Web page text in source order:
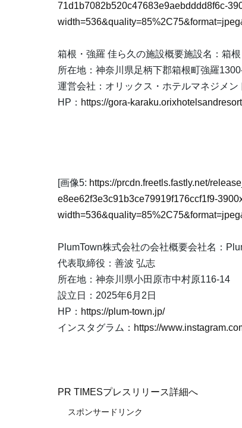
71d1b7082b520c47683e9aebdddd8f6c-
箱根・強羅 佳ら久の施設概要施設名：箱根
所在地：神奈川県足柄下郡箱根町強羅
運営会社：オリックス・ホテルマネジメン
HP： https://gora-
[画像5: https://prcdn.freetls.fastly.net/
e8ee62f3e3c91b3ce79919f176ccf1f9-
PlumTown株式会社の会社概要会社名：
代表取締役：善波 弘志
所在地：神奈川県小田原市中村原116-14
設立日：2025年6月2日
HP： https://plum-town.jp/
インスタグラム： https://
PR TIMESプレスリリース詳細へ
スポンサードリンク